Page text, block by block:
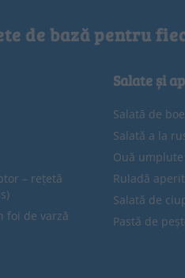
de bază pentru
– rețetă
foi de varză
Salate și
Salată de
Salată a la
Ouă
Ruladă
Salată de
Pastă de